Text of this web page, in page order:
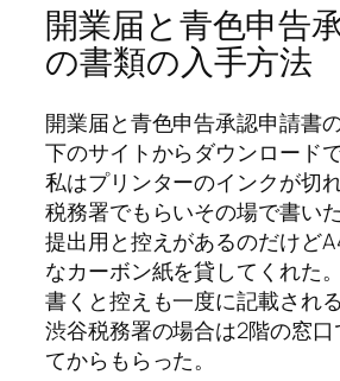
開業届と青色申告
の書類の入手方法
開業届と青色申告承認申請書
下のサイトからダウンロードで
私はプリンターのインクが切
税務署でもらいその場で書いた
提出用と控えがあるのだけど
なカーボン紙を貸してくれた
書くと控えも一度に記載される
渋谷税務署の場合は2階の窓
てからもらった。